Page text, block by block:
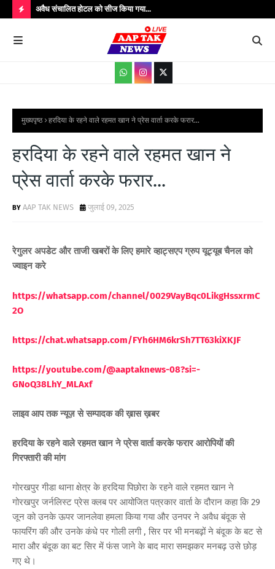
O
S
S
श्री अवैध संचालित होटल को सीज किया गया...
मुख्यपृष्ठ हरदिया के रहने वाले रहमत खान ने प्रेस वार्ता करके फरार...
हरदिया के रहने वाले रहमत खान ने
प्रेस वार्ता करके फरार...
AAP TAK NEWS जुलाई 09, 2025
रेगुलर अपडेट और ताजी खबरों के लिए हमारे व्हाट्सएप ग्रुप यूट्यूब चैनल को
ज्वाइन करे
https://whatsapp.com/channel/0029VayBqc0LikgHssxrmC
2O
https://chat.whatsapp.com/FYh6HM6krSh7TT63kiXKJF
https://youtube.com/@aaptaknews-08?si=-
GNoQ38LhY_MLAxf
लाइव आप तक न्यूज़ से सम्पादक की ख़ास ख़बर
हरदिया के रहने वाले रहमत खान ने प्रेस वार्ता करके फरार आरोपियों की
गिरफ्तारी की मांग
गोरखपुर गीडा थाना क्षेत्र के हरदिया पिछोरा के रहने वाले रहमत खान ने
गोरखपुर जर्नलिस्ट प्रेस क्लब पर आयोजित पत्रकार वार्ता के दौरान कहा कि 29
जून को उनके ऊपर जानलेवा हमला किया गया और उनपर ने अवैध बंदूक से
फायरिंग की और उनके कंधे पर गोली लगी , सिर पर भी मनबढ़ों ने बंदूक के बट से
मारा और बंदूक का बट सिर में फंस जाने के बाद मारा समझकर मनबढ़ उसे छोड़
गए थे।